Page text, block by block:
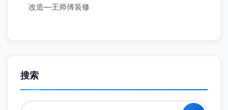
改造—王师傅装修
搜索